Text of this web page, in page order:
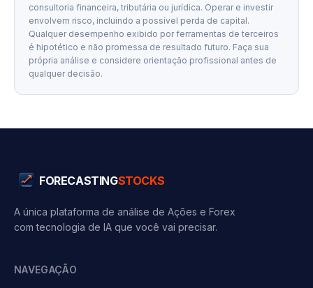
consultoria financeira, tributária ou jurídica. Operar e investir
envolvem risco, incluindo a possível perda de capital.
Qualquer desempenho exibido por ferramentas de terceiros
é hipotético e não promessa de resultado futuro. Faça sua
própria análise e considere orientação profissional antes de
qualquer decisão.
FORECASTINGSTOCKS
A única plataforma de análise de Ações e Forex
com tecnologia de IA que você vai precisar.
NAVEGAÇÃO